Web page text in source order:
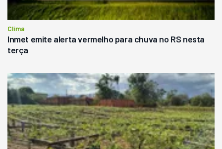
Clima
Inmet emite alerta vermelho para chuva no RS nesta
terça